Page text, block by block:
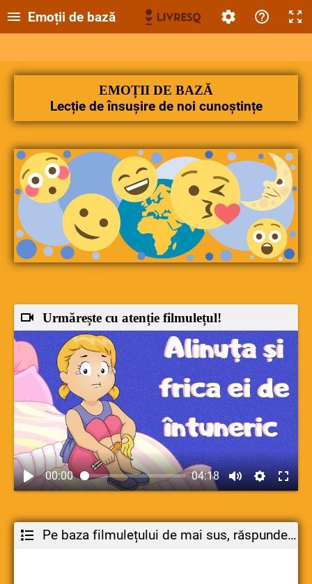
Emoții de bază
EMOȚII DE BAZĂ
Lecție de însușire de noi cunoștințe
Urmărește cu atenție filmulețul!
00:00 04:18
Pe baza filmulețului de mai sus, răspunde la întrebări::